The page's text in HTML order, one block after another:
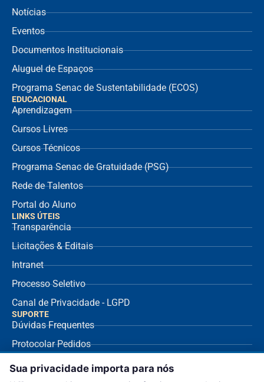
Notícias
Eventos
Documentos Institucionais
Aluguel de Espaços
Programa Senac de Sustentabilidade (ECOS)
EDUCACIONAL
Aprendizagem
Cursos Livres
Cursos Técnicos
Programa Senac de Gratuidade (PSG)
Rede de Talentos
Portal do Aluno
LINKS ÚTEIS
Transparência
Licitações & Editais
Intranet
Processo Seletivo
Canal de Privacidade - LGPD
SUPORTE
Dúvidas Frequentes
Protocolar Pedidos
Envio de NF Fornecedor
Sua privacidade importa para nós